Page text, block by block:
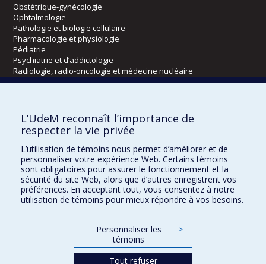
Obstétrique-gynécologie
Ophtalmologie
Pathologie et biologie cellulaire
Pharmacologie et physiologie
Pédiatrie
Psychiatrie et d’addictologie
Radiologie, radio-oncologie et médecine nucléaire
Kinésiologie et des sciences de l’activité physique
Orthophonie et audiologie
Réadaptation
Directions
DPC
CPASS
L’UdeM reconnaît l’importance de
respecter la vie privée
L’utilisation de témoins nous permet d’améliorer et de
personnaliser votre expérience Web. Certains témoins
sont obligatoires pour assurer le fonctionnement et la
sécurité du site Web, alors que d’autres enregistrent vos
préférences. En acceptant tout, vous consentez à notre
utilisation de témoins pour mieux répondre à vos besoins.
Personnaliser les
témoins
>
Tout refuser